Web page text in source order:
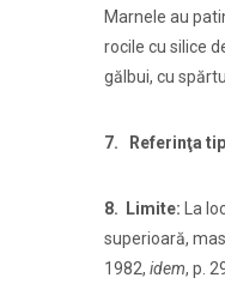
Marnele au
rocile cu silice
gălbui, cu
7. Referinţa
8. Limite:
La
superioară,
1982, idem, p.